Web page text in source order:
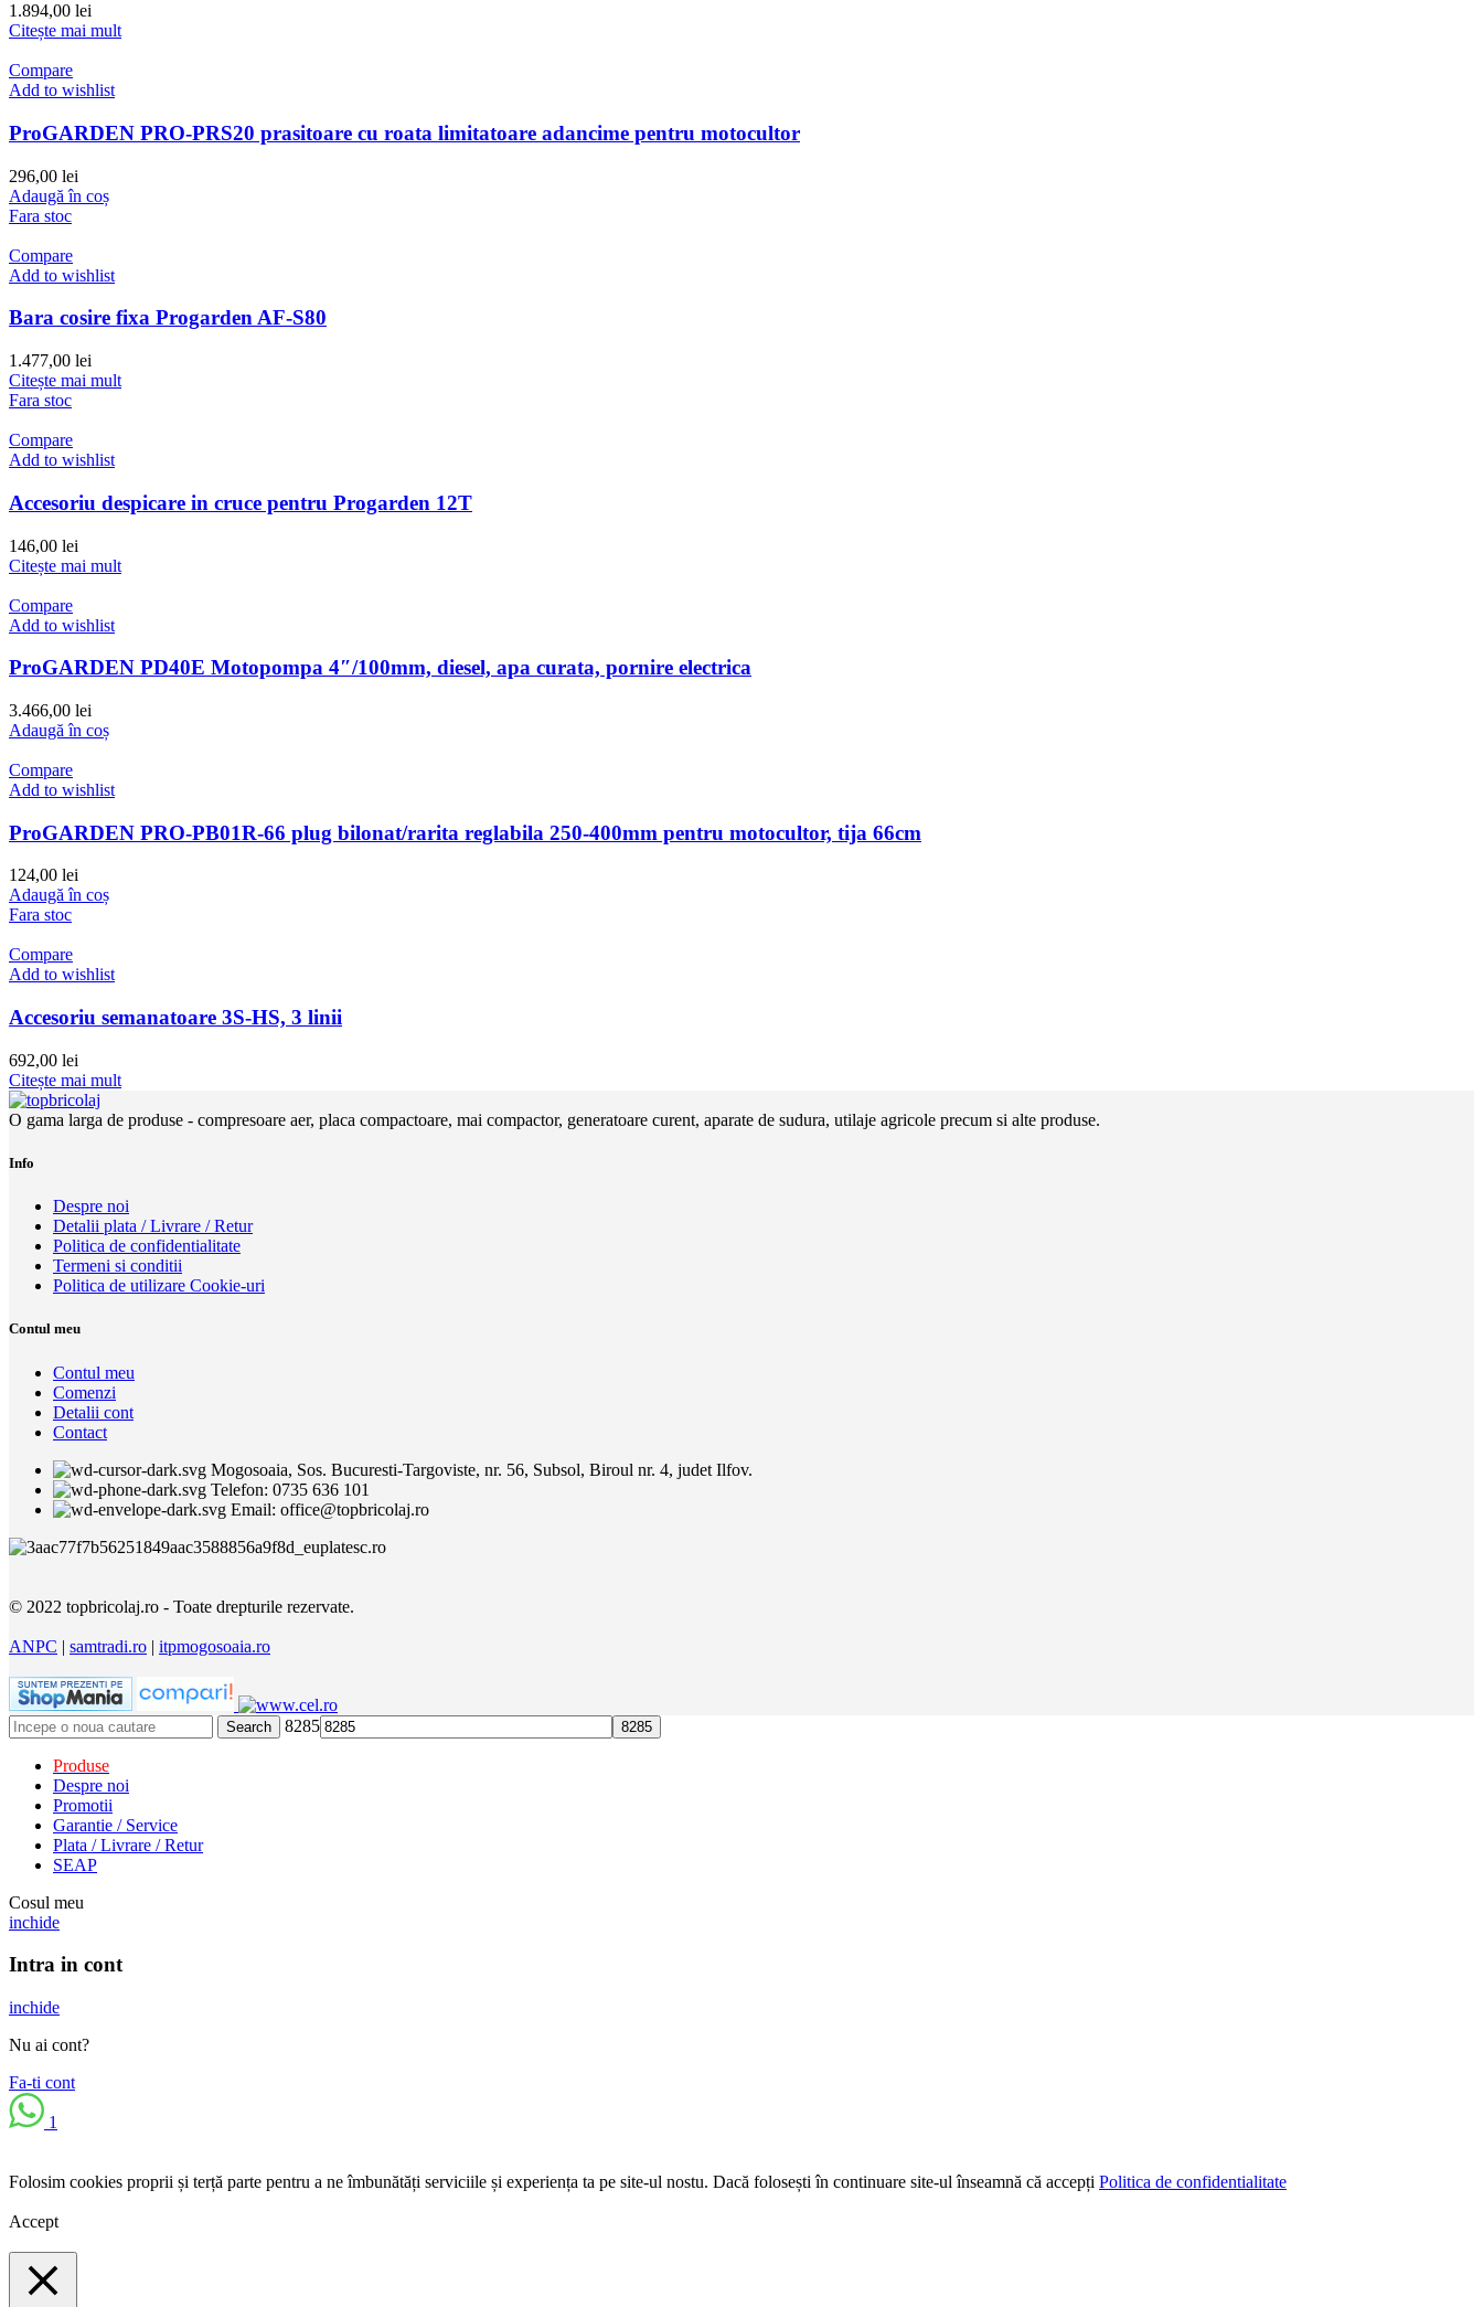
1.894,00 lei
Citește mai mult
Compare
Add to wishlist
ProGARDEN PRO-PRS20 prasitoare cu roata limitatoare adancime pentru motocultor
296,00 lei
Adaugă în coș
Fara stoc
Compare
Add to wishlist
Bara cosire fixa Progarden AF-S80
1.477,00 lei
Citește mai mult
Fara stoc
Compare
Add to wishlist
Accesoriu despicare in cruce pentru Progarden 12T
146,00 lei
Citește mai mult
Compare
Add to wishlist
ProGARDEN PD40E Motopompa 4″/100mm, diesel, apa curata, pornire electrica
3.466,00 lei
Adaugă în coș
Compare
Add to wishlist
ProGARDEN PRO-PB01R-66 plug bilonat/rarita reglabila 250-400mm pentru motocultor, tija 66cm
124,00 lei
Adaugă în coș
Fara stoc
Compare
Add to wishlist
Accesoriu semanatoare 3S-HS, 3 linii
692,00 lei
Citește mai mult
O gama larga de produse - compresoare aer, placa compactoare, mai compactor, generatoare curent, aparate de sudura, utilaje agricole precum si alte produse.
Info
Despre noi
Detalii plata / Livrare / Retur
Politica de confidentialitate
Termeni si conditii
Politica de utilizare Cookie-uri
Contul meu
Contul meu
Comenzi
Detalii cont
Contact
Mogosoaia, Sos. Bucuresti-Targoviste, nr. 56, Subsol, Biroul nr. 4, judet Ilfov.
Telefon: 0735 636 101
Email: office@topbricolaj.ro
© 2022 topbricolaj.ro - Toate drepturile rezervate.
ANPC | samtradi.ro | itpmogosoaia.ro
Search 8285
Produse
Despre noi
Promotii
Garantie / Service
Plata / Livrare / Retur
SEAP
Cosul meu
inchide
Intra in cont
inchide
Nu ai cont?
Fa-ti cont
1
Folosim cookies proprii și terță parte pentru a ne îmbunătăți serviciile și experiența ta pe site-ul nostu. Dacă folosești în continuare site-ul înseamnă că accepți Politica de confidentialitate
Accept